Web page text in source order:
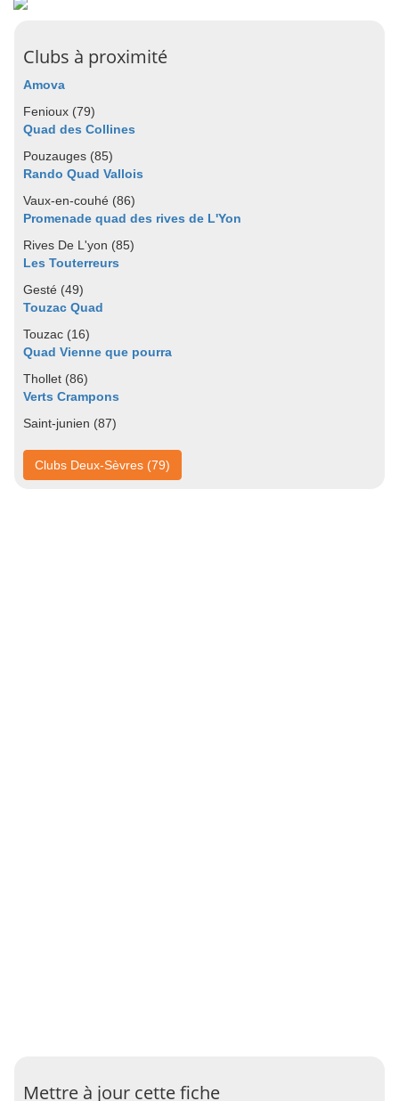
Clubs à proximité
Amova
Fenioux (79)
Quad des Collines
Pouzauges (85)
Rando Quad Vallois
Vaux-en-couhé (86)
Promenade quad des rives de L'Yon
Rives De L'yon (85)
Les Touterreurs
Gesté (49)
Touzac Quad
Touzac (16)
Quad Vienne que pourra
Thollet (86)
Verts Crampons
Saint-junien (87)
Clubs Deux-Sèvres (79)
Mettre à jour cette fiche